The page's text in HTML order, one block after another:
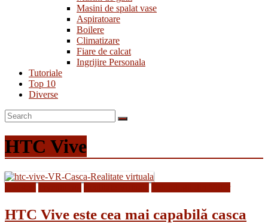
Masini de spalat vase
Aspiratoare
Boilere
Climatizare
Fiare de calcat
Ingrijire Personala
Tutoriale
Top 10
Diverse
HTC Vive
HTC Vive este cea mai capabilă casca